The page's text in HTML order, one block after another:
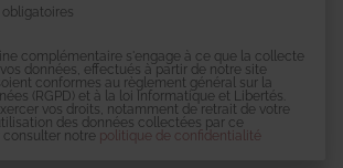
obligatoires
complémentaire s'engage à ce que la collecte
données, effectués à partir de notre site
soient conformes au règlement général sur la
(RGPD) et à la loi Informatique et Libertés.
vos droits, notamment de retrait de votre
des données collectées par ce
consulter notre politique de confidentialité